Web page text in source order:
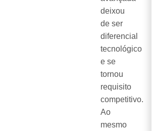
deixou
de ser
diferencial
tecnológico
e se
tornou
requisito
competitivo.
Ao
mesmo